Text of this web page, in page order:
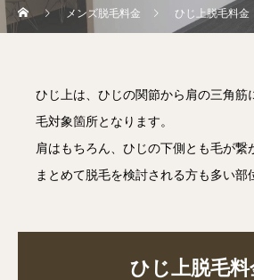
メンズ脱毛料金 ひじ上脱毛料金
ひじ上は、ひじの関節から肩の三角筋
毛対象箇所となります。
肩はもちろん、ひじの下側とも毛が繋
まとめて脱毛を検討される方も多い部
ひじ上脱毛料